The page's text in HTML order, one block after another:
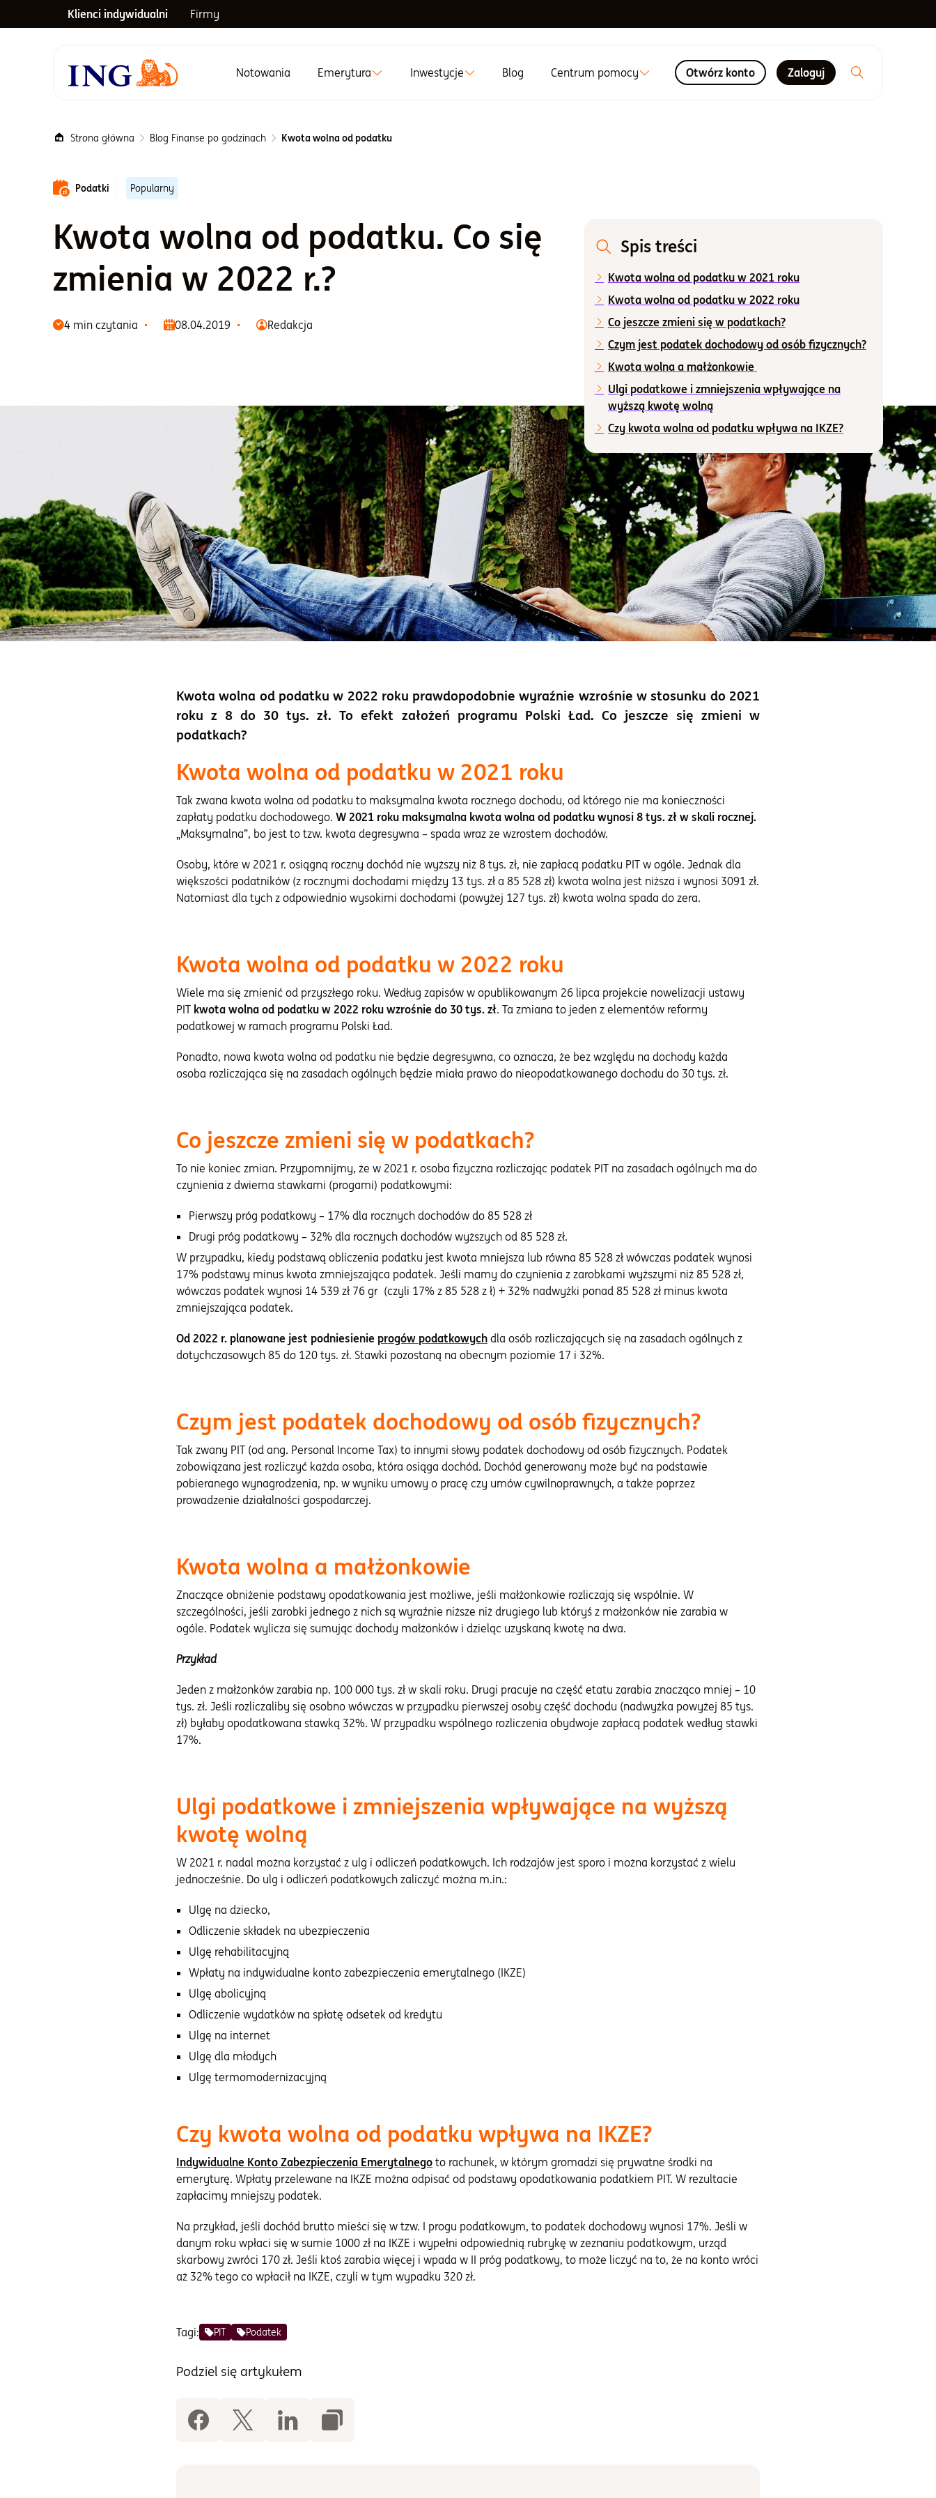
Klienci indywidualni Firmy
Menu główne
Notowania Emerytura Inwestycje Blog Centrum pomocy Otwórz konto Zaloguj
Strona główna Blog Finanse po godzinach Kwota wolna od podatku
Podatki Popularny
Kwota wolna od podatku. Co się
zmienia w 2022 r.?
4 min czytania 08.04.2019 Redakcja
Spis treści
Kwota wolna od podatku w 2021 roku
Kwota wolna od podatku w 2022 roku
Co jeszcze zmieni się w podatkach?
Czym jest podatek dochodowy od osób fizycznych?
Kwota wolna a małżonkowie
Ulgi podatkowe i zmniejszenia wpływające na
wyższą kwotę wolną
Czy kwota wolna od podatku wpływa na IKZE?
Kwota wolna od podatku w 2022 roku prawdopodobnie wyraźnie wzrośnie w stosunku do 2021
roku z 8 do 30 tys. zł. To efekt założeń programu Polski Ład. Co jeszcze się zmieni w
podatkach?
Kwota wolna od podatku w 2021 roku
Tak zwana kwota wolna od podatku to maksymalna kwota rocznego dochodu, od którego nie ma konieczności
zapłaty podatku dochodowego. W 2021 roku maksymalna kwota wolna od podatku wynosi 8 tys. zł w skali rocznej.
„Maksymalna”, bo jest to tzw. kwota degresywna – spada wraz ze wzrostem dochodów.
Osoby, które w 2021 r. osiągną roczny dochód nie wyższy niż 8 tys. zł, nie zapłacą podatku PIT w ogóle. Jednak dla
większości podatników (z rocznymi dochodami między 13 tys. zł a 85 528 zł) kwota wolna jest niższa i wynosi 3091 zł.
Natomiast dla tych z odpowiednio wysokimi dochodami (powyżej 127 tys. zł) kwota wolna spada do zera.
Kwota wolna od podatku w 2022 roku
Wiele ma się zmienić od przyszłego roku. Według zapisów w opublikowanym 26 lipca projekcie nowelizacji ustawy
PIT kwota wolna od podatku w 2022 roku wzrośnie do 30 tys. zł. Ta zmiana to jeden z elementów reformy
podatkowej w ramach programu Polski Ład.
Ponadto, nowa kwota wolna od podatku nie będzie degresywna, co oznacza, że bez względu na dochody każda
osoba rozliczająca się na zasadach ogólnych będzie miała prawo do nieopodatkowanego dochodu do 30 tys. zł.
Co jeszcze zmieni się w podatkach?
To nie koniec zmian. Przypomnijmy, że w 2021 r. osoba fizyczna rozliczając podatek PIT na zasadach ogólnych ma do
czynienia z dwiema stawkami (progami) podatkowymi:
Pierwszy próg podatkowy – 17% dla rocznych dochodów do 85 528 zł
Drugi próg podatkowy – 32% dla rocznych dochodów wyższych od 85 528 zł.
W przypadku, kiedy podstawą obliczenia podatku jest kwota mniejsza lub równa 85 528 zł wówczas podatek wynosi
17% podstawy minus kwota zmniejszająca podatek. Jeśli mamy do czynienia z zarobkami wyższymi niż 85 528 zł,
wówczas podatek wynosi 14 539 zł 76 gr (czyli 17% z 85 528 z ł) + 32% nadwyżki ponad 85 528 zł minus kwota
zmniejszająca podatek.
Od 2022 r. planowane jest podniesienie progów podatkowych dla osób rozliczających się na zasadach ogólnych z
dotychczasowych 85 do 120 tys. zł. Stawki pozostaną na obecnym poziomie 17 i 32%.
Czym jest podatek dochodowy od osób fizycznych?
Tak zwany PIT (od ang. Personal Income Tax) to innymi słowy podatek dochodowy od osób fizycznych. Podatek
zobowiązana jest rozliczyć każda osoba, która osiąga dochód. Dochód generowany może być na podstawie
pobieranego wynagrodzenia, np. w wyniku umowy o pracę czy umów cywilnoprawnych, a także poprzez
prowadzenie działalności gospodarczej.
Kwota wolna a małżonkowie
Znaczące obniżenie podstawy opodatkowania jest możliwe, jeśli małżonkowie rozliczają się wspólnie. W
szczególności, jeśli zarobki jednego z nich są wyraźnie niższe niż drugiego lub któryś z małżonków nie zarabia w
ogóle. Podatek wylicza się sumując dochody małżonków i dzieląc uzyskaną kwotę na dwa.
Przykład
Jeden z małżonków zarabia np. 100 000 tys. zł w skali roku. Drugi pracuje na część etatu zarabia znacząco mniej – 10
tys. zł. Jeśli rozliczaliby się osobno wówczas w przypadku pierwszej osoby część dochodu (nadwyżka powyżej 85 tys.
zł) byłaby opodatkowana stawką 32%. W przypadku wspólnego rozliczenia obydwoje zapłacą podatek według stawki
17%.
Ulgi podatkowe i zmniejszenia wpływające na wyższą
kwotę wolną
W 2021 r. nadal można korzystać z ulg i odliczeń podatkowych. Ich rodzajów jest sporo i można korzystać z wielu
jednocześnie. Do ulg i odliczeń podatkowych zaliczyć można m.in.:
Ulgę na dziecko,
Odliczenie składek na ubezpieczenia
Ulgę rehabilitacyjną
Wpłaty na indywidualne konto zabezpieczenia emerytalnego (IKZE)
Ulgę abolicyjną
Odliczenie wydatków na spłatę odsetek od kredytu
Ulgę na internet
Ulgę dla młodych
Ulgę termomodernizacyjną
Czy kwota wolna od podatku wpływa na IKZE?
Indywidualne Konto Zabezpieczenia Emerytalnego to rachunek, w którym gromadzi się prywatne środki na
emeryturę. Wpłaty przelewane na IKZE można odpisać od podstawy opodatkowania podatkiem PIT. W rezultacie
zapłacimy mniejszy podatek.
Na przykład, jeśli dochód brutto mieści się w tzw. I progu podatkowym, to podatek dochodowy wynosi 17%. Jeśli w
danym roku wpłaci się w sumie 1000 zł na IKZE i wypełni odpowiednią rubrykę w zeznaniu podatkowym, urząd
skarbowy zwróci 170 zł. Jeśli ktoś zarabia więcej i wpada w II próg podatkowy, to może liczyć na to, że na konto wróci
aż 32% tego co wpłacił na IKZE, czyli w tym wypadku 320 zł.
Tagi: PIT Podatek
Podziel się artykułem